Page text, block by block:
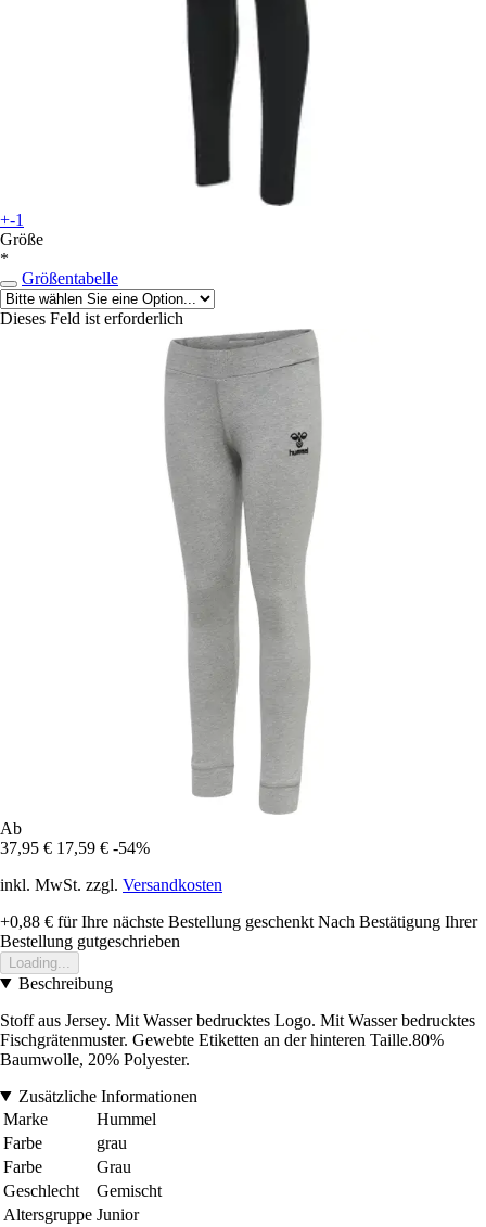
+-1
Größe
*
Größentabelle
Dieses Feld ist erforderlich
Ab
37,95 € 17,59 € -54%
inkl. MwSt. zzgl. Versandkosten
+0,88 € für Ihre nächste Bestellung geschenkt Nach Bestätigung Ihrer
Bestellung gutgeschrieben
Loading...
Beschreibung
Stoff aus Jersey. Mit Wasser bedrucktes Logo. Mit Wasser bedrucktes
Fischgrätenmuster. Gewebte Etiketten an der hinteren Taille.80%
Baumwolle, 20% Polyester.
Zusätzliche Informationen
Marke
Hummel
Farbe
grau
Farbe
Grau
Geschlecht
Gemischt
Altersgruppe Junior